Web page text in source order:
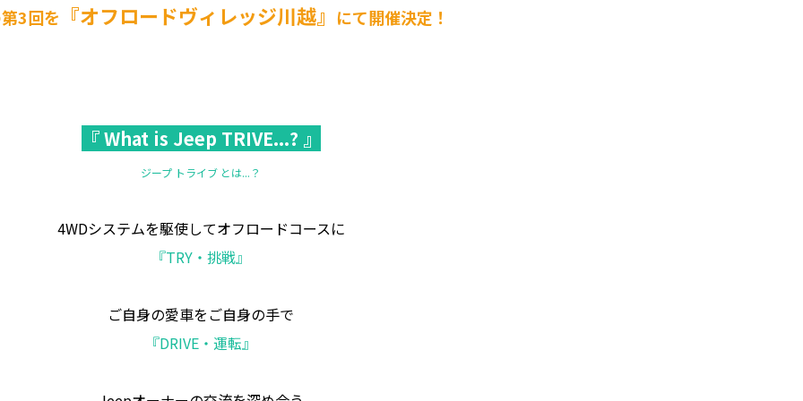
3回を 『オフロードヴィレッジ川越』 にて開催決定！​​​​​​
『 What is Jeep TRIVE...? 』
ジープ トライブ とは...？
4WDシステムを駆使してオフロードコースに
『TRY・挑戦』
ご自身の愛車をご自身の手で
『DRIVE・運転』